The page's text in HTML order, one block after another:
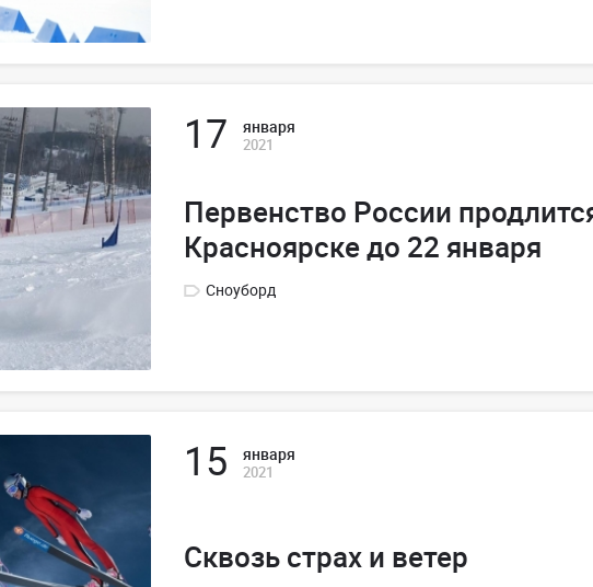
17 января
2021
Первенство России
Красноярске до 22 января
Сноуборд
15 января
2021
Сквозь страх и ветер